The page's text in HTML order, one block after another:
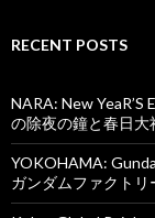
RECENT POSTS
NARA: New YeaR’S
の除夜の鐘と春日大
YOKOHAMA:
ガンダムファクトリ